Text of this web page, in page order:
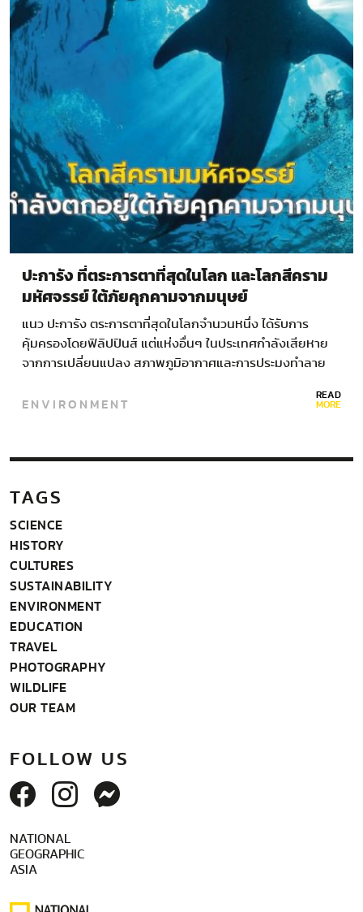
ปะการัง ที่ตระการตาที่สุดในโลก และโลกสีคราม
มหัศจรรย์ ใต้ภัยคุกคามจากมนุษย์
แนว ปะการัง ตระการตาที่สุดในโลกจํานวนหนึ่ง ได้รับการ
คุ้มครองโดยฟิลิปปินส์ แต่แห่งอื่นๆ ในประเทศกําลังเสียหาย
จากการเปลี่ยนแปลง สภาพภูมิอากาศและการประมงทําลาย
ENVIRONMENT READ
MORE
TAGS
SCIENCE
HISTORY
CULTURES
SUSTAINABILITY
ENVIRONMENT
EDUCATION
TRAVEL
PHOTOGRAPHY
WILDLIFE
OUR TEAM
FOLLOW US
NATIONAL
GEOGRAPHIC
ASIA